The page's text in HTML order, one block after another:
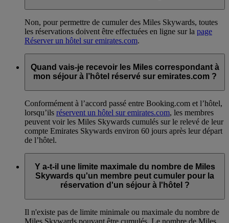
Non, pour permettre de cumuler des Miles Skywards, toutes
les réservations doivent être effectuées en ligne sur la page
Réserver un hôtel sur emirates.com.
Quand vais-je recevoir les Miles correspondant à
mon séjour à l’hôtel réservé sur emirates.com ?
Conformément à l’accord passé entre Booking.com et l’hôtel,
lorsqu’ils réservent un hôtel sur emirates.com, les membres
peuvent voir les Miles Skywards cumulés sur le relevé de leur
compte Emirates Skywards environ 60 jours après leur départ
de l’hôtel.
Y a-t-il une limite maximale du nombre de Miles
Skywards qu'un membre peut cumuler pour la
réservation d'un séjour à l'hôtel ?
Il n'existe pas de limite minimale ou maximale du nombre de
Miles Skywards pouvant être cumulés. Le nombre de Miles